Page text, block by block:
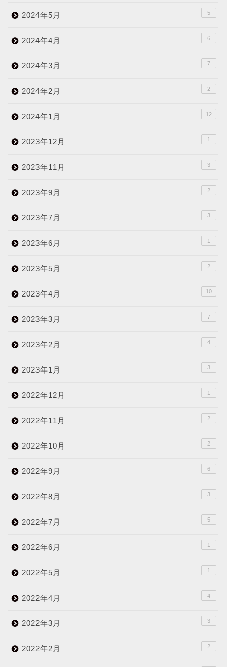
2024年5月 5
2024年4月 6
2024年3月 7
2024年2月 2
2024年1月 12
2023年12月 1
2023年11月 3
2023年9月 2
2023年7月 3
2023年6月 1
2023年5月 2
2023年4月 10
2023年3月 7
2023年2月 4
2023年1月 3
2022年12月 1
2022年11月 2
2022年10月 2
2022年9月 6
2022年8月 3
2022年7月 5
2022年6月 1
2022年5月 1
2022年4月 4
2022年3月 3
2022年2月 2